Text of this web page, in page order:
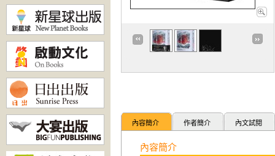
內容簡介 作者簡介 內文試閱
內容簡介